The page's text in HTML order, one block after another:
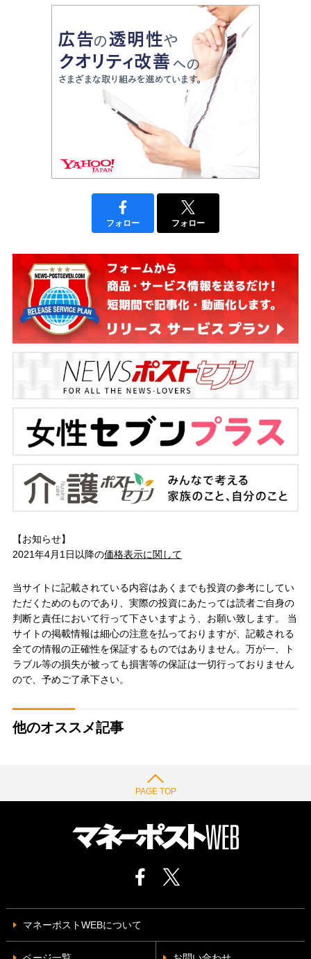
フォロー フォロー
【お知らせ】
2021年4月1日以降の価格表示に関して
当サイトに記載されている内容はあくまでも投資の参考にしてい
ただくためのものであり、実際の投資にあたっては読者ご自身の
判断と責任において行って下さいますよう、お願い致します。 当
サイトの掲載情報は細心の注意を払っておりますが、記載される
全ての情報の正確性を保証するものではありません。万が一、ト
ラブル等の損失が被っても損害等の保証は一切行っておりません
ので、予めご了承下さい。
他のオススメ記事
PAGE TOP
マネーポストWEBについて